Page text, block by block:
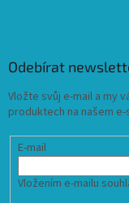
Odebírat
Vložte svůj e-mail a my
produktech na našem e-
E-mail
Vložením e-mailu